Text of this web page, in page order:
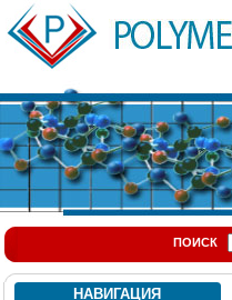
ПОИСК
НАВИГАЦИЯ